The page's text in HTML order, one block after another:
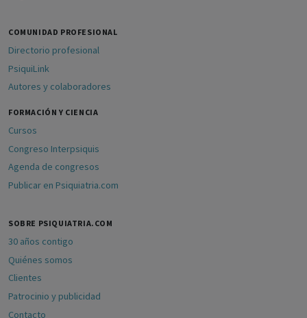
COMUNIDAD PROFESIONAL
Directorio profesional
PsiquiLink
Autores y colaboradores
FORMACIÓN Y CIENCIA
Cursos
Congreso Interpsiquis
Agenda de congresos
Publicar en Psiquiatria.com
SOBRE PSIQUIATRIA.COM
30 años contigo
Quiénes somos
Clientes
Patrocinio y publicidad
Contacto